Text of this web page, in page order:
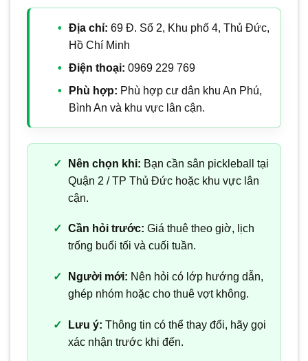
Địa chỉ: 69 Đ. Số 2, Khu phố 4, Thủ Đức,
Hồ Chí Minh
Điện thoại: 0969 229 769
Phù hợp: Phù hợp cư dân khu An Phú,
Bình An và khu vực lân cận.
Nên chọn khi: Bạn cần sân pickleball tại
Quận 2 / TP Thủ Đức hoặc khu vực lân
cận.
Cần hỏi trước: Giá thuê theo giờ, lịch
trống buổi tối và cuối tuần.
Người mới: Nên hỏi có lớp hướng dẫn,
ghép nhóm hoặc cho thuê vợt không.
Lưu ý: Thông tin có thể thay đổi, hãy gọi
xác nhận trước khi đến.